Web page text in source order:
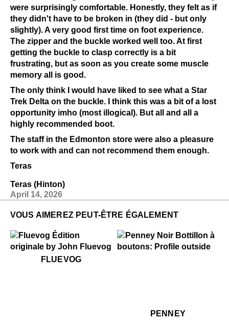
were surprisingly comfortable. Honestly, they felt as if
they didn't have to be broken in (they did - but only
slightly). A very good first time on foot experience.
The zipper and the buckle worked well too. At first
getting the buckle to clasp correctly is a bit
frustrating, but as soon as you create some muscle
memory all is good.
The only think I would have liked to see what a Star
Trek Delta on the buckle. I think this was a bit of a lost
opportunity imho (most illogical). But all and all a
highly recommended boot.
The staff in the Edmonton store were also a pleasure
to work with and can not recommend them enough.
Teras
Teras (Hinton)
April 14, 2026
VOUS AIMEREZ PEUT-ÊTRE ÉGALEMENT
FluevogFLUEVOG
PENNEY